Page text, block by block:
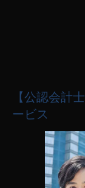
【公認会計
ービス